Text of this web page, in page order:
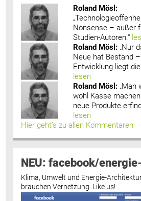
Roland Mösl :
Nonsense – außer
Studien-Autoren.“
Roland Mösl : „Nur
Neue hat Bestand
Entwicklung liegt
lesen
Roland Mösl : „Man
wohl Kasse
neue Produkte
lesen
Hier geht’s zu allen Kommentaren
NEU: facebook/
Klima, Umwelt und Energie-
brauchen Vernetzung. Like us!